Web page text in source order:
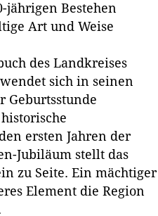
jährigen Bestehen
Art und Weise
des Landkreises
sich in seinen
Geburtsstunde
ersten Jahren der
Jubiläum stellt das
zu Seite. Ein mächtiger
Element die Region